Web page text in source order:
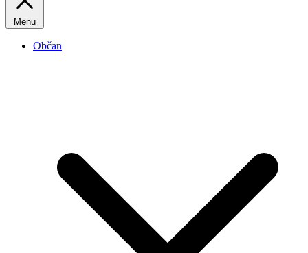
Menu
Občan